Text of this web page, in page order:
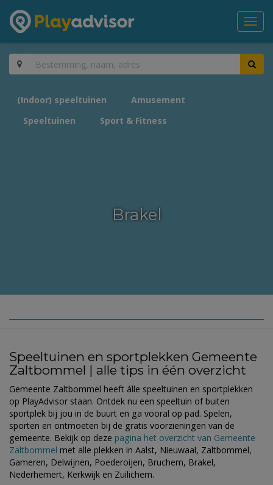
(Indoor) speeltuinen
Amusement
Speeltuinen
Sport & Fitness
Brakel
Speeltuinen en sportplekken Gemeente
Zaltbommel | alle tips in één overzicht
Gemeente Zaltbommel heeft álle speeltuinen en sportplekken
op PlayAdvisor staan. Ontdek nu een speeltuin of buiten
sportplek bij jou in de buurt en ga vooral op pad. Spelen,
sporten en ontmoeten bij de gratis voorzieningen van de
gemeente. Bekijk op deze pagina het overzicht van Gemeente
Zaltbommel met alle plekken in Aalst, Nieuwaal, Zaltbommel,
Gameren, Delwijnen, Poederoijen, Bruchem, Brakel,
Nederhemert, Kerkwijk en Zuilichem.